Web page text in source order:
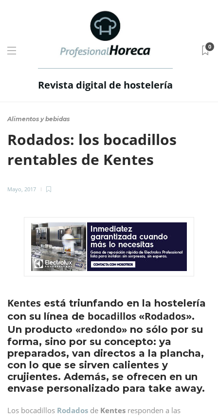
Revista digital de hostelería
0
Alimentos y bebidas
Rodados: los bocadillos
rentables de Kentes
Mayo, 2017
Kentes está triunfando en la hostelería
con su línea de bocadillos «Rodados».
Un producto «redondo» no sólo por su
forma, sino por su concepto: ya
preparados, van directos a la plancha,
con lo que se sirven calientes y
crujientes. Además, se ofrecen en un
envase personalizado para take away.
Los bocadillos Rodados de Kentes responden a las